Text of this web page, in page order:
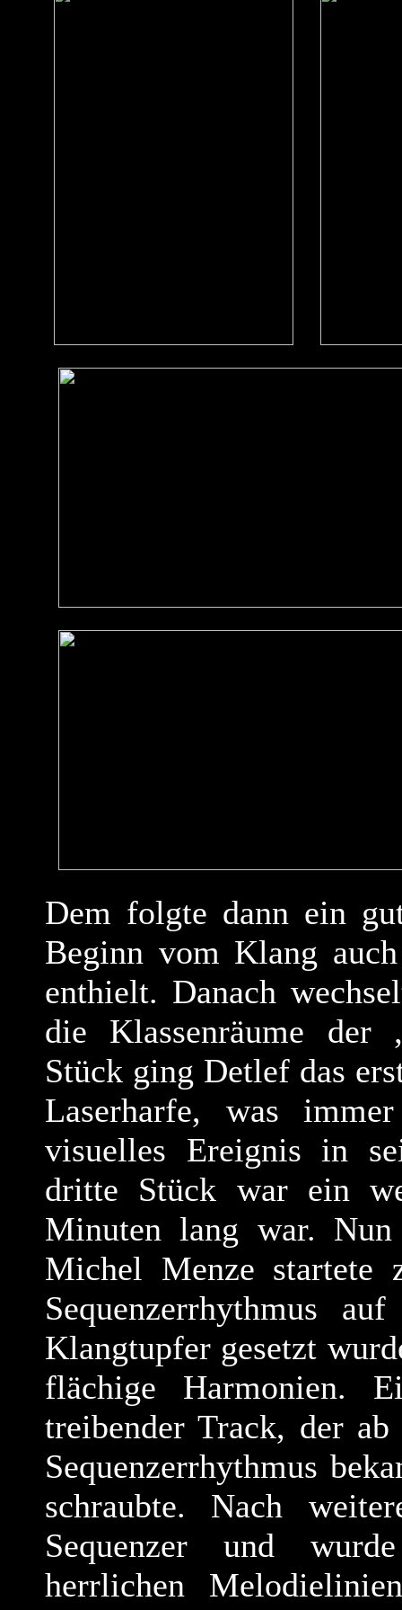
Dem folgte dann ein
Beginn vom Klang
enthielt. Danach
die Klassenräume der
Stück ging Detlef das
Laserharfe, was
visuelles Ereignis in
dritte Stück war ein
Minuten lang war.
Michel Menze startete
Sequenzerrhythmus
Klangtupfer gesetzt
flächige Harmonien.
treibender Track, der
Sequenzerrhythmus
schraubte. Nach
Sequenzer und
herrlichen